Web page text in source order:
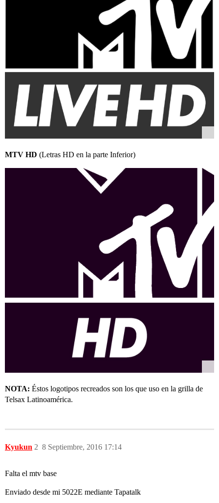
MTV HD (Letras HD en la parte Inferior)
NOTA: Éstos logotipos recreados son los que uso en la grilla de
Telsax Latinoamérica.
Kyukun 8 Septiembre, 2016 17:14
2
Falta el mtv base
Enviado desde mi 5022E mediante Tapatalk